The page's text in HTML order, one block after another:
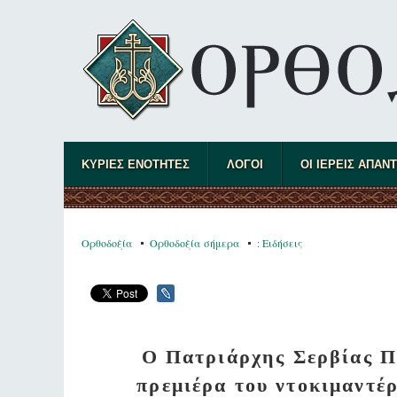
ΚΥΡΙΕΣ ΕΝΟΤΗΤΕΣ ΛΟΓΟΙ ΟΙ ΙΕΡΕΙΣ
Ορθοδοξία Ορθοδοξία σήμερα : Ειδήσεις
Ο Πατριάρχης Σερβίας
πρεμιέρα του